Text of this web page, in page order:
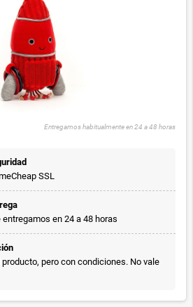
Entregamos habitualmente en 24 a 48 horas
SSL
en 24 a 48 horas
producto, pero con condiciones. No vale